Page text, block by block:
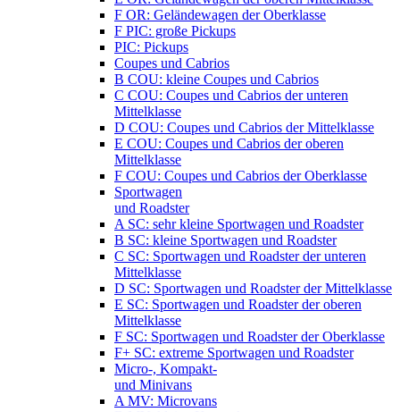
F OR: Geländewagen der Oberklasse
F PIC: große Pickups
PIC: Pickups
Coupes und Cabrios
B COU: kleine Coupes und Cabrios
C COU: Coupes und Cabrios der unteren
Mittelklasse
D COU: Coupes und Cabrios der Mittelklasse
E COU: Coupes und Cabrios der oberen
Mittelklasse
F COU: Coupes und Cabrios der Oberklasse
Sportwagen
und Roadster
A SC: sehr kleine Sportwagen und Roadster
B SC: kleine Sportwagen und Roadster
C SC: Sportwagen und Roadster der unteren
Mittelklasse
D SC: Sportwagen und Roadster der Mittelklasse
E SC: Sportwagen und Roadster der oberen
Mittelklasse
F SC: Sportwagen und Roadster der Oberklasse
F+ SC: extreme Sportwagen und Roadster
Micro-, Kompakt-
und Minivans
A MV: Microvans